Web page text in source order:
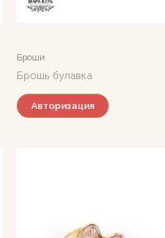
Броши
Брошь булавка
Авторизация